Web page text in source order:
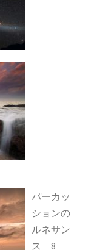
パーカッ
ションの
ルネサン
ス 8